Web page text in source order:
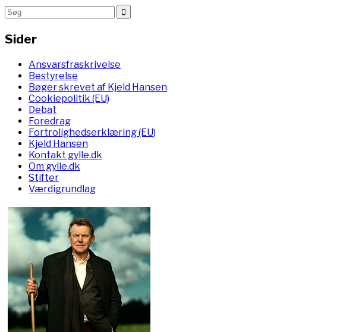
Sider
Ansvarsfraskrivelse
Bestyrelse
Bøger skrevet af Kjeld Hansen
Cookiepolitik (EU)
Debat
Foredrag
Fortrolighedserklæring (EU)
Kjeld Hansen
Kontakt gylle.dk
Om gylle.dk
Stifter
Værdigrundlag